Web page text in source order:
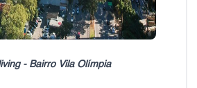
- Bairro Vila Olímpia